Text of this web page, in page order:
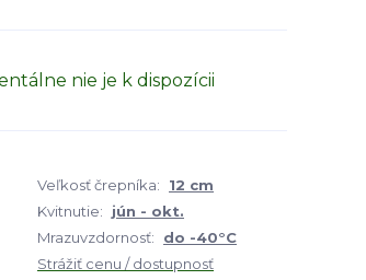
nie je k dispozícii
Veľkosť črepníka:
12 cm
Kvitnutie:
jún - okt.
Mrazuvzdornosť:
do -40°C
Strážiť cenu / dostupnosť